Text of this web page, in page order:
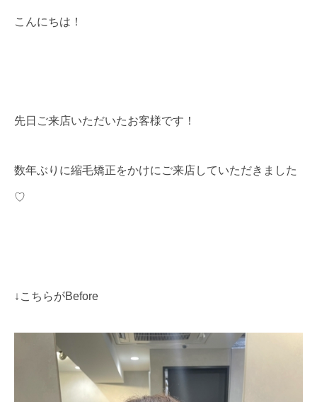
こんにちは！
先日ご来店いただいたお客様です！
数年ぶりに縮毛矯正をかけにご来店していただきました
♡
↓こちらがBefore